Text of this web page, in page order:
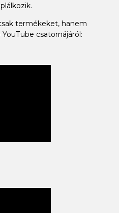
termékeket, hanem
csatornájáról: